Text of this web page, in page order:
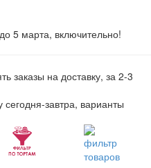
5 марта, включительно!
заказы на доставку, за 2-3
завтра, варианты